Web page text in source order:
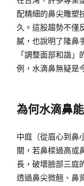
配精細的鼻尖雕塑
久。這股趨勢不僅
膩，也說明了隆鼻
「調整面部和諧
例，水滴鼻無疑是
為何水滴鼻
中庭（從眉心到鼻
關，若鼻樑過高或
長，破壞臉部三庭
透過鼻尖微翹、鼻